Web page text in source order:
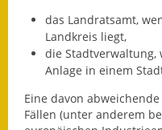
das Landratsamt,
Landkreis liegt,
die
Anlage in einem
Eine davon
Fällen (unter anderem